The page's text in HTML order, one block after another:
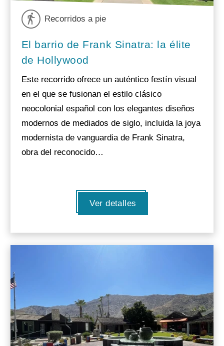
Recorridos a pie
El barrio de Frank Sinatra: la élite
de Hollywood
Este recorrido ofrece un auténtico festín visual
en el que se fusionan el estilo clásico
neocolonial español con los elegantes diseños
modernos de mediados de siglo, incluida la joya
modernista de vanguardia de Frank Sinatra,
obra del reconocido…
Ver detalles